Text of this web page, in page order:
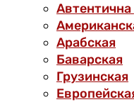
Автентична
Арабская
Баварская
Грузинская